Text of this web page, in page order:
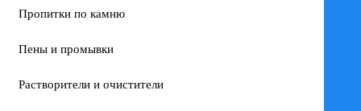
Пропитки по камню
Пены и промывки
Растворители и очистители